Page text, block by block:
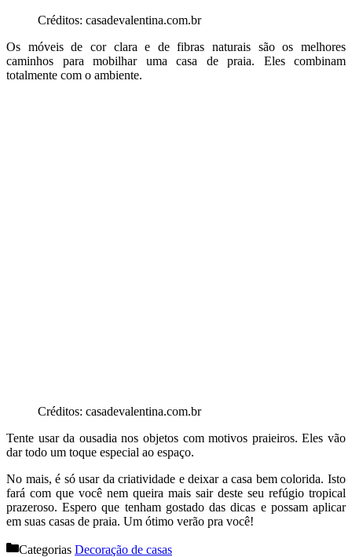
Créditos: casadevalentina.com.br
Os móveis de cor clara e de fibras naturais são os melhores
caminhos para mobilhar uma casa de praia. Eles combinam
totalmente com o ambiente.
Créditos: casadevalentina.com.br
Tente usar da ousadia nos objetos com motivos praieiros. Eles vão
dar todo um toque especial ao espaço.
No mais, é só usar da criatividade e deixar a casa bem colorida. Isto
fará com que você nem queira mais sair deste seu refúgio tropical
prazeroso. Espero que tenham gostado das dicas e possam aplicar
em suas casas de praia. Um ótimo verão pra você!
Categorias Decoração de casas